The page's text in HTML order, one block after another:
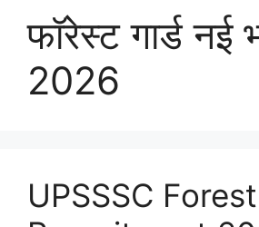
फॉरेस्ट गार्ड नई
2026
UPSSSC